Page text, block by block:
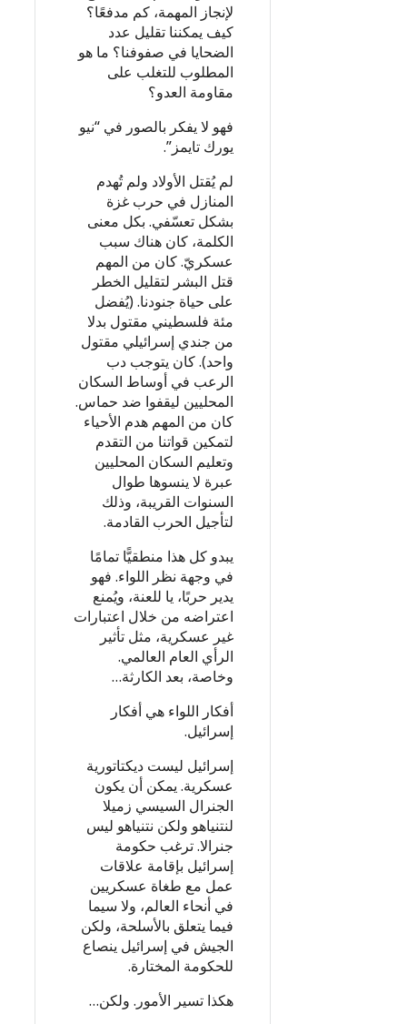
لإنجاز المهمة، كم مدفعًا؟
كيف يمكننا تقليل عدد
الضحايا في صفوفنا؟ ما هو
المطلوب للتغلب على
مقاومة العدو؟
فهو لا يفكر بالصور في “نيو
يورك تايمز”.
لم يُقتل الأولاد ولم تُهدم
المنازل في حرب غزة
بشكل تعسّفي. بكل معنى
الكلمة، كان هناك سبب
عسكريّ. كان من المهم
قتل البشر لتقليل الخطر
على حياة جنودنا. (يُفضل
مئة فلسطيني مقتول بدلا
من جندي إسرائيلي مقتول
واحد). كان يتوجب دب
الرعب في أوساط السكان
المحليين ليقفوا ضد حماس.
كان من المهم هدم الأحياء
لتمكين قواتنا من التقدم
وتعليم السكان المحليين
عبرة لا ينسوها طوال
السنوات القريبة، وذلك
لتأجيل الحرب القادمة.
يبدو كل هذا منطقيًّا تمامًا
في وجهة نظر اللواء. فهو
يدير حربًا، يا للعنة، ويُمنع
اعتراضه من خلال اعتبارات
غير عسكرية، مثل تأثير
الرأي العام العالمي.
وخاصة، بعد الكارثة…
أفكار اللواء هي أفكار
إسرائيل.
إسرائيل ليست ديكتاتورية
عسكرية. يمكن أن يكون
الجنرال السيسي زميلا
لنتنياهو ولكن نتنياهو ليس
جنرالا. ترغب حكومة
إسرائيل بإقامة علاقات
عمل مع طغاة عسكريين
في أنحاء العالم، ولا سيما
فيما يتعلق بالأسلحة، ولكن
الجيش في إسرائيل ينصاع
للحكومة المختارة.
هكذا تسير الأمور. ولكن…